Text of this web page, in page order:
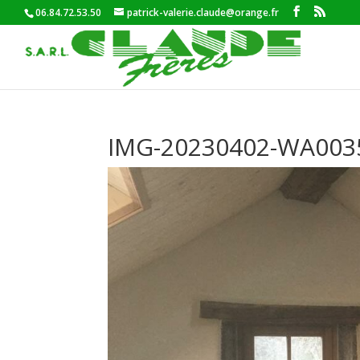
06.84.72.53.50 patrick-valerie.claude@orange.fr
IMG-20230402-